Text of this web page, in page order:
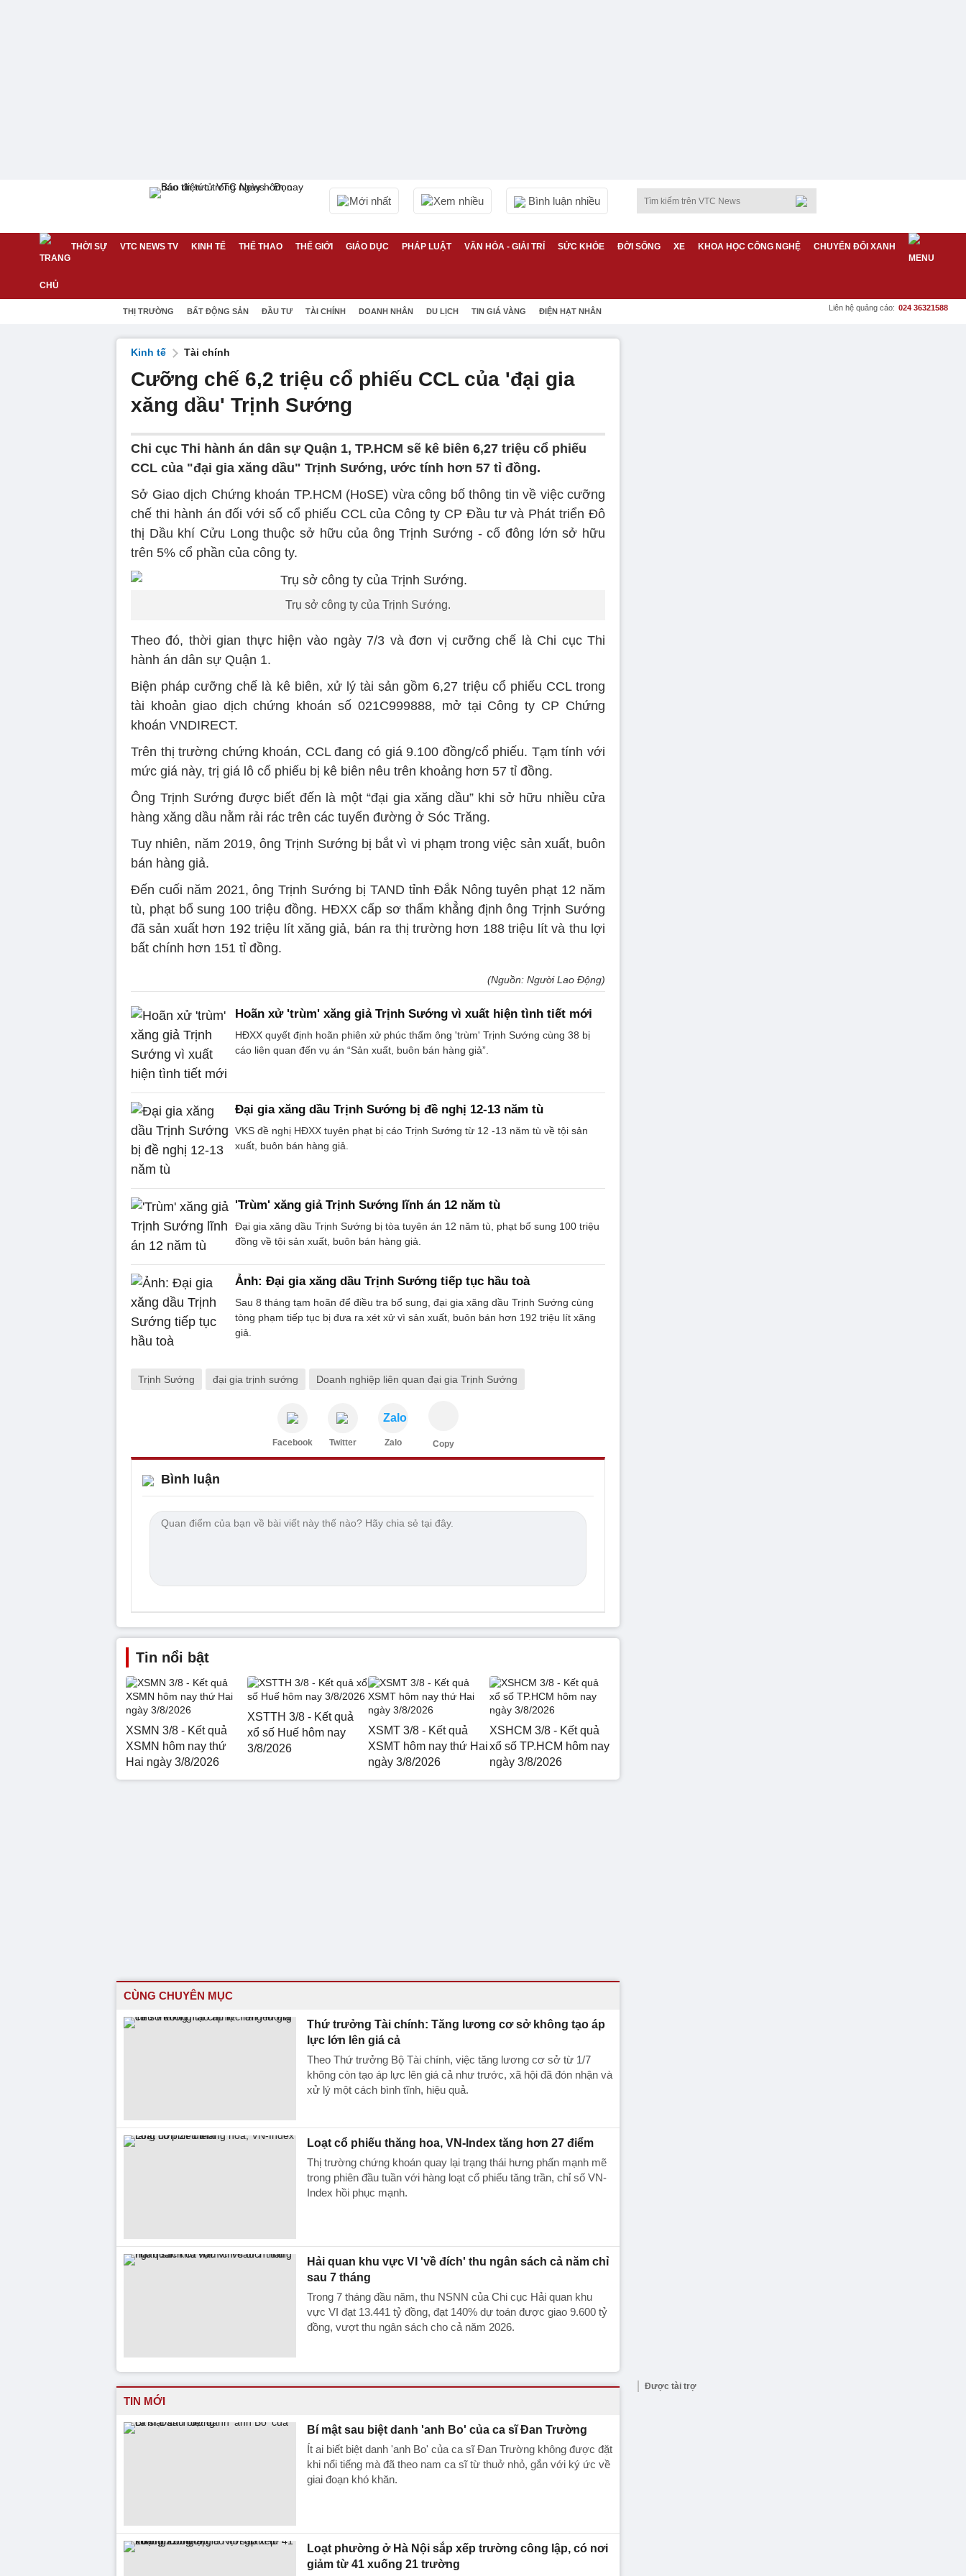
Mới nhất Xem nhiều Bình luận nhiều
THỜI SỰ VTC NEWS TV KINH TẾ THỂ THAO THẾ GIỚI GIÁO DỤC PHÁP LUẬT VĂN HÓA - GIẢI TRÍ SỨC KHỎE ĐỜI SỐNG XE KHOA HỌC CÔNG NGHỆ CHUYỂN ĐỔI XANH
THỊ TRƯỜNG BẤT ĐỘNG SẢN ĐẦU TƯ TÀI CHÍNH DOANH NHÂN DU LỊCH TIN GIÁ VÀNG ĐIỆN HẠT NHÂN Liên hệ quảng cáo: 024 36321588
Kinh tế Tài chính
Cưỡng chế 6,2 triệu cổ phiếu CCL của 'đại gia
xăng dầu' Trịnh Sướng
Chi cục Thi hành án dân sự Quận 1, TP.HCM sẽ kê biên 6,27 triệu cổ phiếu
CCL của "đại gia xăng dầu" Trịnh Sướng, ước tính hơn 57 tỉ đồng.
Sở Giao dịch Chứng khoán TP.HCM (HoSE) vừa công bố thông tin về việc cưỡng
chế thi hành án đối với số cổ phiếu CCL của Công ty CP Đầu tư và Phát triển Đô
thị Dầu khí Cửu Long thuộc sở hữu của ông Trịnh Sướng - cổ đông lớn sở hữu
trên 5% cổ phần của công ty.
Trụ sở công ty của Trịnh Sướng.
Theo đó, thời gian thực hiện vào ngày 7/3 và đơn vị cưỡng chế là Chi cục Thi
hành án dân sự Quận 1.
Biện pháp cưỡng chế là kê biên, xử lý tài sản gồm 6,27 triệu cổ phiếu CCL trong
tài khoản giao dịch chứng khoán số 021C999888, mở tại Công ty CP Chứng
khoán VNDIRECT.
Trên thị trường chứng khoán, CCL đang có giá 9.100 đồng/cổ phiếu. Tạm tính với
mức giá này, trị giá lô cổ phiếu bị kê biên nêu trên khoảng hơn 57 tỉ đồng.
Ông Trịnh Sướng được biết đến là một “đại gia xăng dầu” khi sở hữu nhiều cửa
hàng xăng dầu nằm rải rác trên các tuyến đường ở Sóc Trăng.
Tuy nhiên, năm 2019, ông Trịnh Sướng bị bắt vì vi phạm trong việc sản xuất, buôn
bán hàng giả.
Đến cuối năm 2021, ông Trịnh Sướng bị TAND tỉnh Đắk Nông tuyên phạt 12 năm
tù, phạt bổ sung 100 triệu đồng. HĐXX cấp sơ thẩm khẳng định ông Trịnh Sướng
đã sản xuất hơn 192 triệu lít xăng giả, bán ra thị trường hơn 188 triệu lít và thu lợi
bất chính hơn 151 tỉ đồng.
(Nguồn: Người Lao Động)
Hoãn xử 'trùm' xăng giả Trịnh Sướng vì xuất hiện tình tiết mới
HĐXX quyết định hoãn phiên xử phúc thẩm ông 'trùm' Trịnh Sướng cùng 38 bị
cáo liên quan đến vụ án “Sản xuất, buôn bán hàng giả”.
Đại gia xăng dầu Trịnh Sướng bị đề nghị 12-13 năm tù
VKS đề nghị HĐXX tuyên phạt bị cáo Trịnh Sướng từ 12 -13 năm tù về tội sản
xuất, buôn bán hàng giả.
'Trùm' xăng giả Trịnh Sướng lĩnh án 12 năm tù
Đại gia xăng dầu Trịnh Sướng bị tòa tuyên án 12 năm tù, phạt bổ sung 100 triệu
đồng về tội sản xuất, buôn bán hàng giả.
Ảnh: Đại gia xăng dầu Trịnh Sướng tiếp tục hầu toà
Sau 8 tháng tạm hoãn để điều tra bổ sung, đại gia xăng dầu Trịnh Sướng cùng
tòng phạm tiếp tục bị đưa ra xét xử vì sản xuất, buôn bán hơn 192 triệu lít xăng
giả.
Trịnh Sướng đại gia trịnh sướng Doanh nghiệp liên quan đại gia Trịnh Sướng
Facebook Twitter
Zalo
Zalo Copy
Bình luận
Tin nổi bật
XSMN 3/8 - Kết quả
XSMN hôm nay thứ
Hai ngày 3/8/2026
XSTTH 3/8 - Kết quả
xổ số Huế hôm nay
3/8/2026
XSMT 3/8 - Kết quả
XSMT hôm nay thứ Hai
ngày 3/8/2026
XSHCM 3/8 - Kết quả
xổ số TP.HCM hôm nay
ngày 3/8/2026
CÙNG CHUYÊN MỤC
Thứ trưởng Tài chính: Tăng lương cơ sở không tạo áp
lực lớn lên giá cả
Theo Thứ trưởng Bộ Tài chính, việc tăng lương cơ sở từ 1/7
không còn tạo áp lực lên giá cả như trước, xã hội đã đón nhận và
xử lý một cách bình tĩnh, hiệu quả.
Loạt cổ phiếu thăng hoa, VN-Index tăng hơn 27 điểm
Thị trường chứng khoán quay lại trạng thái hưng phấn mạnh mẽ
trong phiên đầu tuần với hàng loạt cổ phiếu tăng trần, chỉ số VN-
Index hồi phục mạnh.
Hải quan khu vực VI 'về đích' thu ngân sách cả năm chỉ
sau 7 tháng
Trong 7 tháng đầu năm, thu NSNN của Chi cục Hải quan khu
vực VI đạt 13.441 tỷ đồng, đạt 140% dự toán được giao 9.600 tỷ
đồng, vượt thu ngân sách cho cả năm 2026.
TIN MỚI
Bí mật sau biệt danh 'anh Bo' của ca sĩ Đan Trường
Ít ai biết biệt danh 'anh Bo' của ca sĩ Đan Trường không được đặt
khi nổi tiếng mà đã theo nam ca sĩ từ thuở nhỏ, gắn với ký ức về
giai đoạn khó khăn.
Loạt phường ở Hà Nội sắp xếp trường công lập, có nơi
giảm từ 41 xuống 21 trường
Được tài trợ